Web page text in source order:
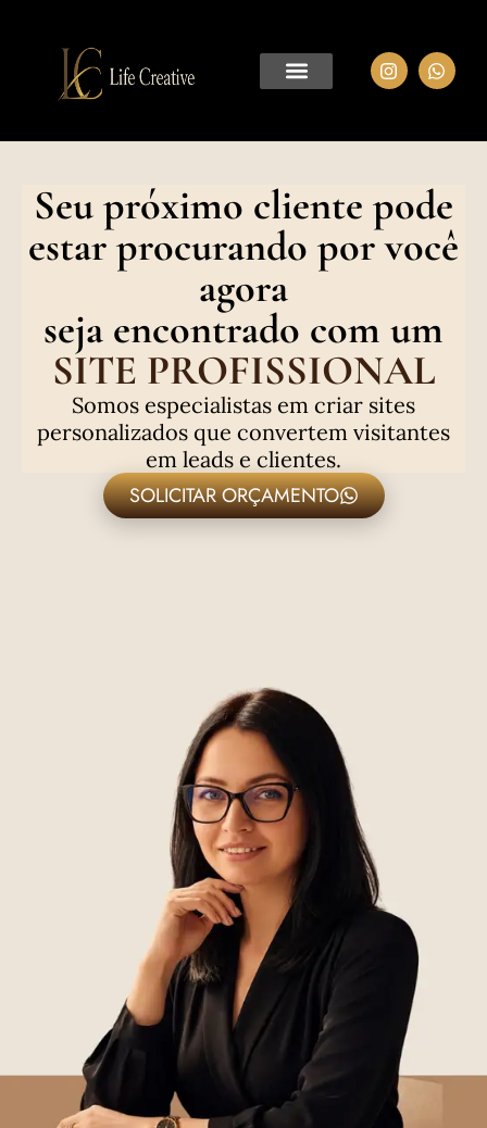
Seu próximo cliente pode
estar procurando por você
agora
seja encontrado com um
SITE PROFISSIONAL
Somos especialistas em criar sites
personalizados que convertem visitantes
em leads e clientes.
SOLICITAR ORÇAMENTO